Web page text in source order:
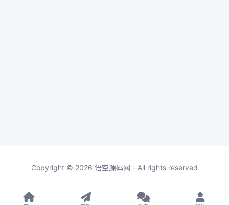
Copyright © 2026 悟空源码网 - All rights reserved